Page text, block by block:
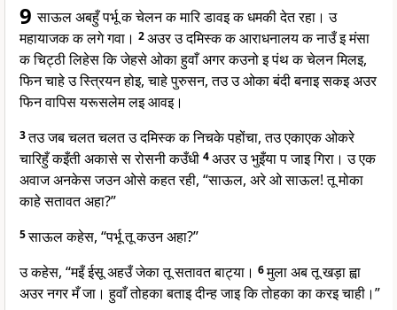
9साऊल अबहुँ पर्भू क चेलन क मारि डावइ क धमकी देत रहा। उ
महायाजक क लगे गवा। 2अउर उ दमिस्क क आराधनालय क नाउँ इ मंसा
क चिट्ठी लिहेस कि जेहसे ओका हुवाँ अगर कउनो इ पंथ क चेलन मिलइ,
फिन चाहे उ स्त्रियन होइ, चाहे पुरुसन, तउ उ ओका बंदी बनाइ सकइ अउर
फिन वापिस यरूसलेम लइ आवइ।
3तउ जब चलत चलत उ दमिस्क क निचके पहोंचा, तउ एकाएक ओकरे
चारिहुँ कइँती अकासे स रोसनी कउँधी 4अउर उ भुइँया प जाइ गिरा। उ एक
अवाज अनकेस जउन ओसे कहत रही, “साऊल, अरे ओ साऊल! तू मोका
काहे सतावत अहा?”
5साऊल कहेस, “पर्भू तू कउन अहा?”
उ कहेस, “मइँ ईसू अहउँ जेका तू सतावत बाट्या। 6मुला अब तू खड़ा ह्वा
अउर नगर मँ जा। हुवाँ तोहका बताइ दीन्ह जाइ कि तोहका का करइ चाही।”